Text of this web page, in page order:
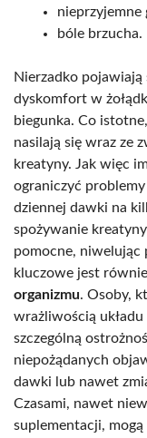
nieprzyjemne
bóle brzucha.
Nierzadko
dyskomfort w
biegunka. Co
nasilają się wraz ze
kreatyny. Jak więc
ograniczyć problemy
dziennej dawki na
spożywanie
pomocne, niwelując
kluczowe jest
organizmu. Osoby,
wrażliwością
szczególną
niepożądanych
dawki lub nawet
Czasami, nawet
suplementacji,